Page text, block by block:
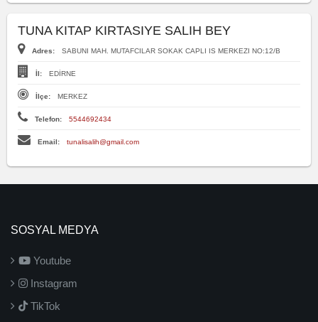
TUNA KITAP KIRTASIYE SALIH BEY
Adres: SABUNI MAH. MUTAFCILAR SOKAK CAPLI IS MERKEZI NO:12/B
İl: EDİRNE
İlçe: MERKEZ
Telefon: 5544692434
Email: tunalisalih@gmail.com
SOSYAL MEDYA
Youtube
Instagram
TikTok